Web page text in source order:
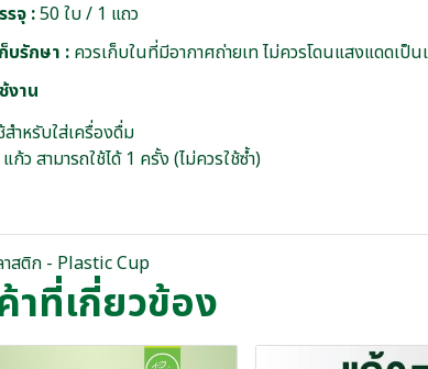
รจุ :50 ใบ / 1 แถว
บรักษา : ควรเก็บในที่มีอากาศถ่ายเท ไม่ควรโดนแสงแดดเป็น
งาน
สำหรับใส่เครื่องดื่ม
ก้ว สามารถใช้ได้ 1 ครั้ง (ไม่ควรใช้ซ้ำ)
สติก - Plastic Cup
าที่เกี่ยวข้อง